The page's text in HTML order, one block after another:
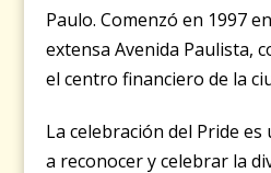
Paulo. Comenzó en 1997
extensa Avenida Paulista,
el centro financiero de la
La celebración del Pride
a reconocer y celebrar la